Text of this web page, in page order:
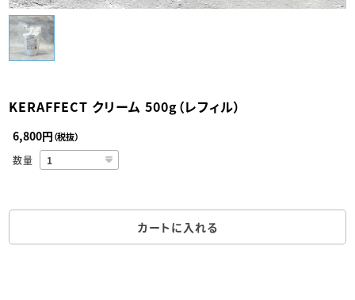
KERAFFECT クリーム 500g（レフィル）
6,800円（税抜）
数量
カートに入れる